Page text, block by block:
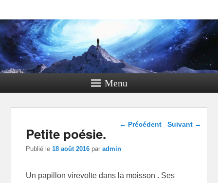
Menu
Navigation dans les
← Précédent Suivant →
Petite poésie.
Publié le18 août 2016 paradmin
Un papillon virevolte dans la moisson . Ses